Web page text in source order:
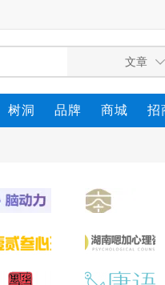
树洞 品牌 商城 招